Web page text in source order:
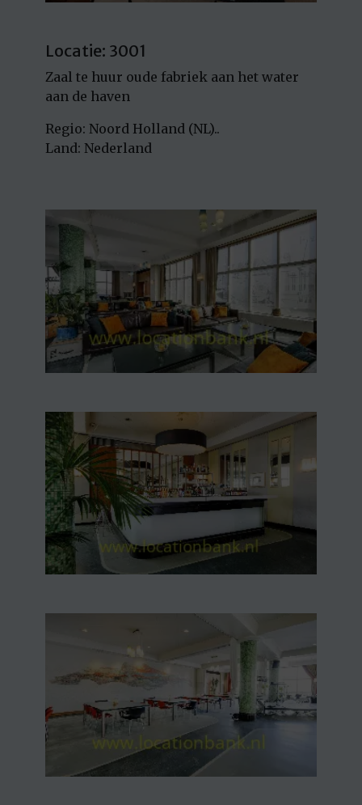
Locatie: 3001
Zaal te huur oude fabriek aan het water
aan de haven
Regio: Noord Holland (NL)..
Land: Nederland